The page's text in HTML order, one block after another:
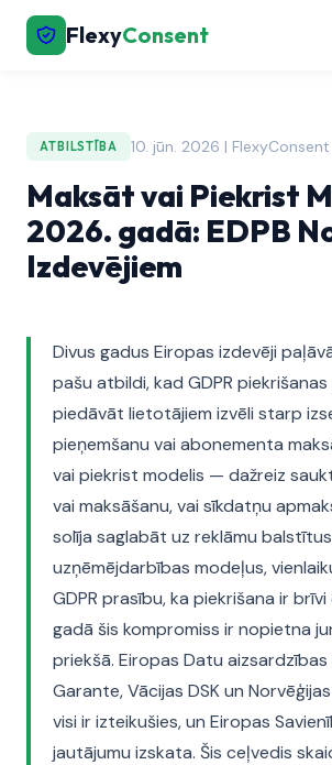
FlexyConsent
ATBILSTĪBA 10. jūn. 2026 | FlexyConsent
Maksāt vai Piekrist
2026. gadā: EDPB
Izdevējiem
Divus gadus Eiropas izdevēji
pašu atbildi, kad GDPR
piedāvāt lietotājiem izvēli starp
pieņemšanu vai abonementa
vai piekrist modelis — dažreiz
vai maksāšanu, vai sīkdatņu
solīja saglabāt uz reklāmu balstītus
uzņēmējdarbības modeļus,
GDPR prasību, ka piekrišana ir
gadā šis kompromiss ir nopietna
priekšā. Eiropas Datu
Garante, Vācijas DSK un
visi ir izteikušies, un Eiropas
jautājumu izskata. Šis ceļvedis